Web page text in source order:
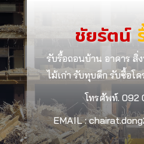
ชัยรัตน์
รับรื้อถอนบ้าน อาคาร สิ่
ไม้เก่า รับทุบตึก รับซื้อโ
โทรศัพท์. 092
EMAIL :